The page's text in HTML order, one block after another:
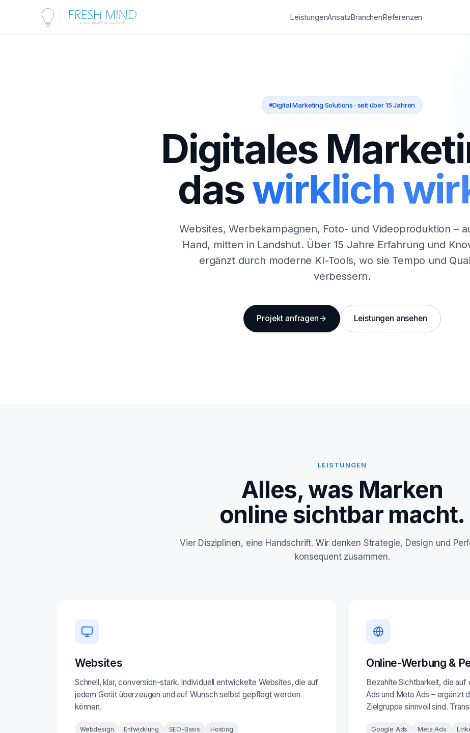
LeistungenAnsatzBranchenReferenzen
Digital Marketing Solutions · seit über 15 Jahren
Digitales
daswirklich
Websites, Werbekampagnen, Foto- und Videoproduktion –
Hand, mitten in Landshut. Über 15 Jahre Erfahrung und
ergänzt durch moderne KI-Tools, wo sie Tempo und
verbessern.
Projekt anfragen Leistungen ansehen
LEISTUNGEN
Alles, was Marken
online sichtbar macht.
Vier Disziplinen, eine Handschrift. Wir denken Strategie, Design und
konsequent zusammen.
Websites
Schnell, klar, conversion-stark. Individuell entwickelte Websites, die auf
jedem Gerät überzeugen und auf Wunsch selbst gepflegt werden
können.
Webdesign Entwicklung SEO-Basis Hosting
Online-Werbung &
Bezahlte Sichtbarkeit, die auf
Ads und Meta Ads – ergänzt
Zielgruppe sinnvoll sind.
Google Ads Meta Ads